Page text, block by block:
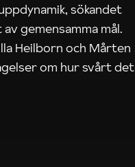
sökandet
gemensamma mål.
Heilborn och Mårten
om hur svårt det